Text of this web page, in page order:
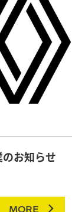
お知らせ
MORE